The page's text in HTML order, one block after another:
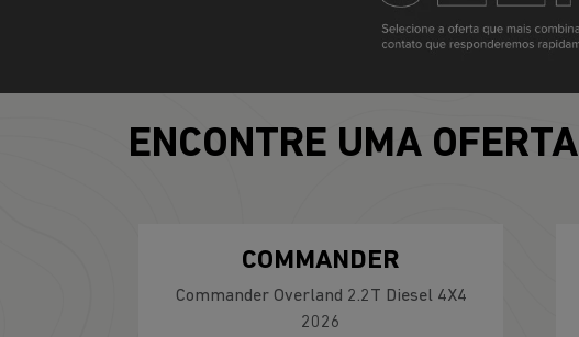
ENCONTRE UMA OFERTA
COMMANDER
Commander Overland 2.2T Diesel 4X4
2026